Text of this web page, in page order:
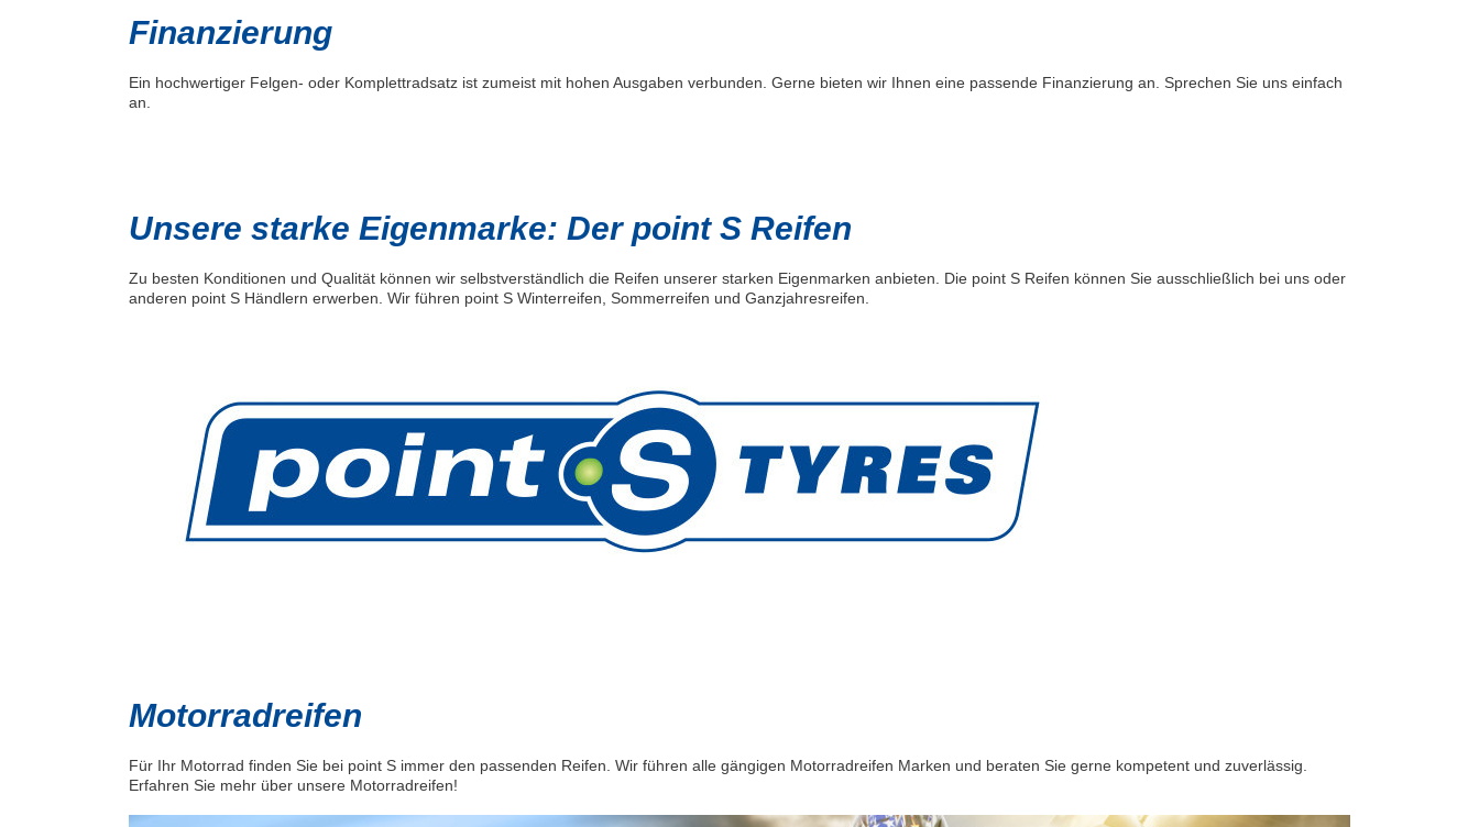
Finanzierung
Ein hochwertiger Felgen- oder Komplettradsatz ist zumeist mit hohen Ausgaben verbunden. Gerne bieten wir Ihnen eine passende Finanzierung an. Sprechen Sie uns einfach
an.
Unsere starke Eigenmarke: Der point S Reifen
Zu besten Konditionen und Qualität können wir selbstverständlich die Reifen unserer starken Eigenmarken anbieten. Die point S Reifen können Sie ausschließlich bei uns oder
anderen point S Händlern erwerben. Wir führen point S Winterreifen, Sommerreifen und Ganzjahresreifen.
Motorradreifen
Für Ihr Motorrad finden Sie bei point S immer den passenden Reifen. Wir führen alle gängigen Motorradreifen Marken und beraten Sie gerne kompetent und zuverlässig.
Erfahren Sie mehr über unsere Motorradreifen!